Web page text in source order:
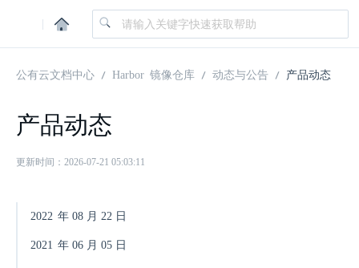
|
公有云文档中心 Harbor 镜像仓库 动态与公告 产品动态
产品动态
更新时间：2026-07-21 05:03:11
2022 年 08 月 22 日
2021 年 06 月 05 日